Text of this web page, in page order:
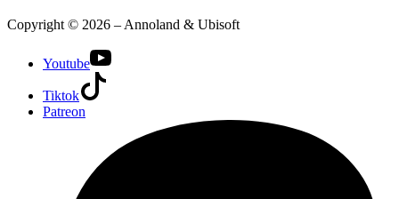
Copyright © 2026 – Annoland & Ubisoft
Youtube
Tiktok
Patreon